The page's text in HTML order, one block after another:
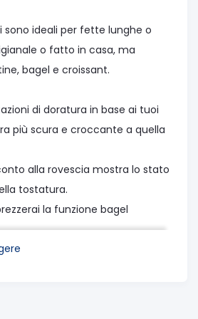
sono ideali per fette lunghe o
o fatto in casa, ma
bagel e croissant.
di doratura in base ai tuoi
più scura e croccante a quella
alla rovescia mostra lo stato
tostatura.
la funzione bagel
che dimezza la potenza su un
solo leggermente la parte